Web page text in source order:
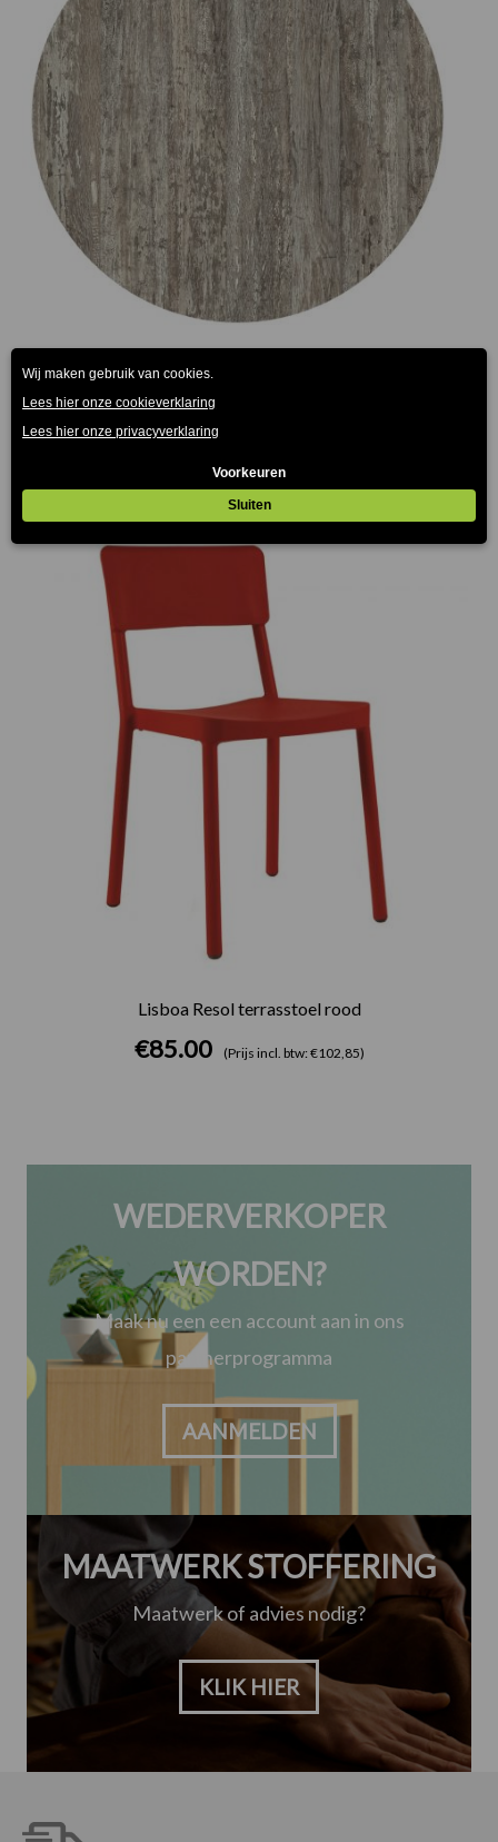
€75.00 (Prijs incl. btw: €90,75)
incl. btw: €199,65)
Lisboa Resol terrasstoel rood
€85.00 (Prijs incl. btw: €102,85)
WEDERVERKOPER
WORDEN?
Maak nu een een account aan in ons
partnerprogramma
AANMELDEN
MAATWERK STOFFERING
Maatwerk of advies nodig?
KLIK HIER